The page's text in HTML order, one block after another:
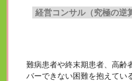
経営コンサル（究極の逆
難病患者や終末期患者、高齢
バーできない困難を抱えてい